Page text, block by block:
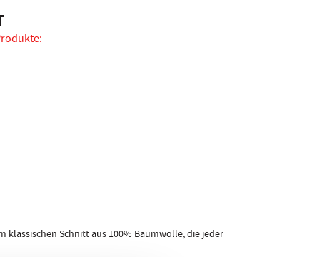
klassischen Schnitt aus 100% Baumwolle, die jeder